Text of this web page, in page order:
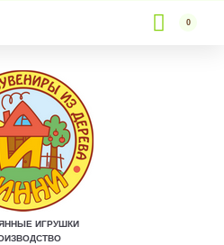
to
content
0
ИГРУШКИ